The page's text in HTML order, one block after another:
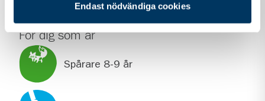
Endast nödvändiga cookies
För dig som är
Spårare 8-9 år